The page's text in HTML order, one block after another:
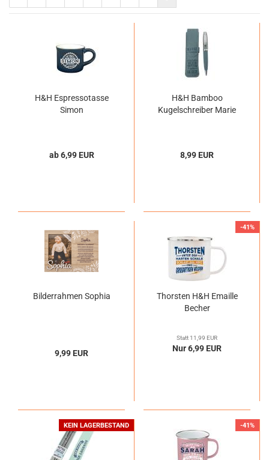
H&H Espressotasse
Simon
ab 6,99 EUR
H&H Bamboo
Kugelschreiber Marie
8,99 EUR
Bilderrahmen Sophia
9,99 EUR
-41%
Thorsten H&H Emaille
Becher
Statt 11,99 EUR
Nur 6,99 EUR
KEIN LAGERBESTAND -41%